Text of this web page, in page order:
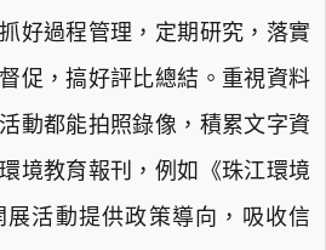
好過程管理，定期研究，落實
促，搞好評比總結。重視資料
動都能拍照錄像，積累文字資
境教育報刊，例如《珠江環境
活動提供政策導向，吸收信